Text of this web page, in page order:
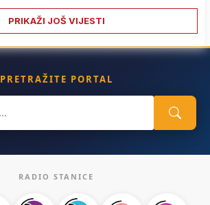
PRIKAŽI JOŠ VIJESTI
PRETRAŽITE PORTAL
RADIO STANICE